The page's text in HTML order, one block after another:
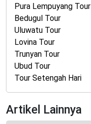
Pura Lempuyang Tour
Bedugul Tour
Uluwatu Tour
Lovina Tour
Trunyan Tour
Ubud Tour
Tour Setengah Hari
Artikel Lainnya